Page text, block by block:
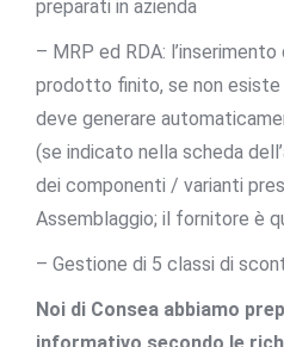
preparati in azienda
– MRP ed RDA:
prodotto finito, se non esiste
deve generare
(se indicato nella scheda
dei componenti / varianti
Assemblaggio; il fornitore è
– Gestione di 5 classi di
Noi di Consea abbiamo